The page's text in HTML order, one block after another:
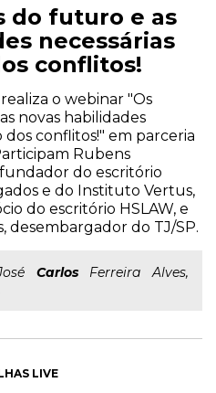
do futuro e as
necessárias
conflitos!
realiza o webinar "Os
novas habilidades
dos conflitos!" em parceria
Rubens
do escritório
e do Instituto Vertus,
do escritório HSLAW, e
desembargador do TJ/SP.
CarlosFerreira Alves,
LIVE